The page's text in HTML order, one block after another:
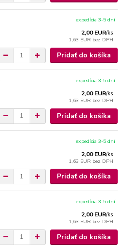
2,00 EUR/ks
1,63 EUR bez DPH
expedícia 3-5 dní
Pridať do košíka
2,00 EUR/ks
1,63 EUR bez DPH
expedícia 3-5 dní
Pridať do košíka
2,00 EUR/ks
1,63 EUR bez DPH
expedícia 3-5 dní
Pridať do košíka
2,00 EUR/ks
1,63 EUR bez DPH
expedícia 3-5 dní
Pridať do košíka